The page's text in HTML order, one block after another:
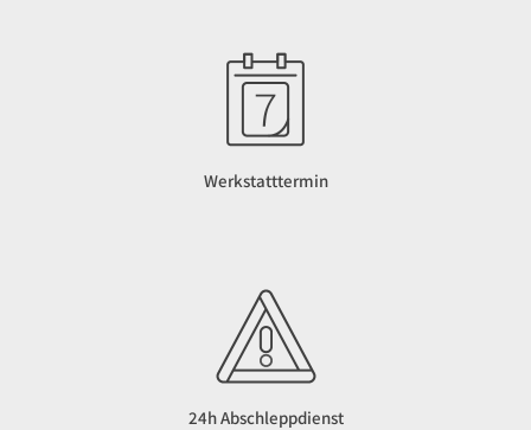
Werkstatttermin
24h Abschleppdienst